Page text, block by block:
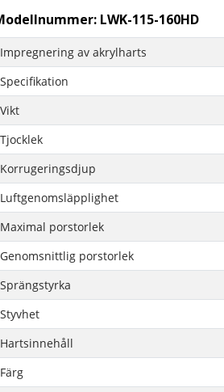
LWK-115-160HD
Impregnering av akrylharts
Specifikation
Vikt
Tjocklek
Korrugeringsdjup
Luftgenomsläpplighet
Maximal porstorlek
Genomsnittlig porstorlek
Sprängstyrka
Styvhet
Hartsinnehåll
Färg